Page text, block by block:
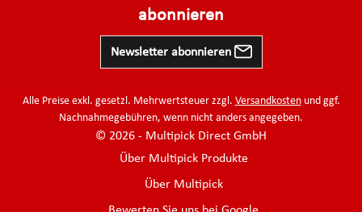
abonnieren
Newsletter abonnieren
Alle Preise exkl. gesetzl. Mehrwertsteuer zzgl. Versandkostenund ggf.
Nachnahmegebühren, wenn nicht anders angegeben.
© 2026 - Multipick Direct GmbH
Über Multipick Produkte
Über Multipick